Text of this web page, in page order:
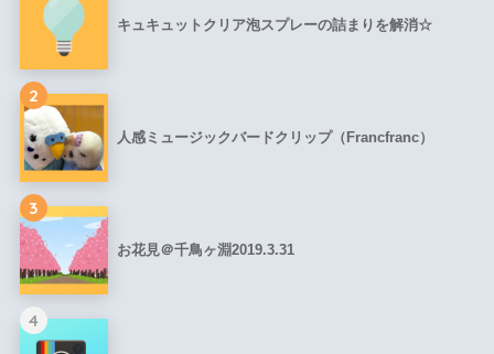
キュキュットクリア泡スプレーの詰まりを解消☆
2
人感ミュージックバードクリップ（Francfranc）
3
お花見＠千鳥ヶ淵2019.3.31
4